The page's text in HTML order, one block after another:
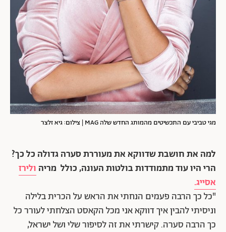
מגי טביבי עם התכשיטים מהמותג החדש שלה MAG | צילום: גיא זלצר
למה את חושבת שדווקא את מעוררת סערה גדולה כל כך?
הרי היו עוד מתמודדות בולטות העונה, כולל מריה ולירז
אסייג.
"כל כך הרבה פעמים הנחתי את הראש על הכרית בלילה
וניסיתי להבין איך דווקא אני מכל הקאסט הצלחתי לעורר כל
כך הרבה סערה. קישרתי את זה לסיפור שלי ושל ישראל,